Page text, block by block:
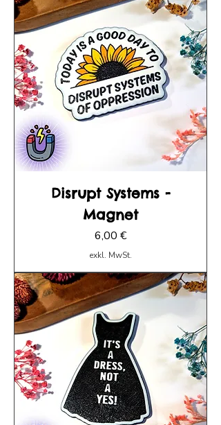
Disrupt Systems -
Magnet
Preis
6,00 €
exkl. MwSt.